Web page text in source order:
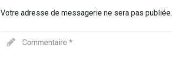
Votre adresse de messagerie ne sera pas publiée.